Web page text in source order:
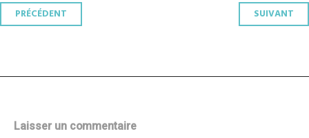
Navigation
PRÉCÉDENT SUIVANT
Laisser un commentaire